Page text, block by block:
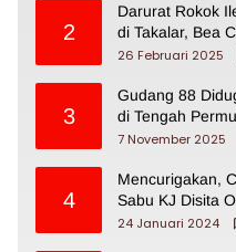
2
Darurat Rokok
di Takalar, Bea
26 Februari 2025
3
Gudang 88
di Tengah
7 November 2025
4
Mencurigakan,
Sabu KJ Disita
24 Januari 2024